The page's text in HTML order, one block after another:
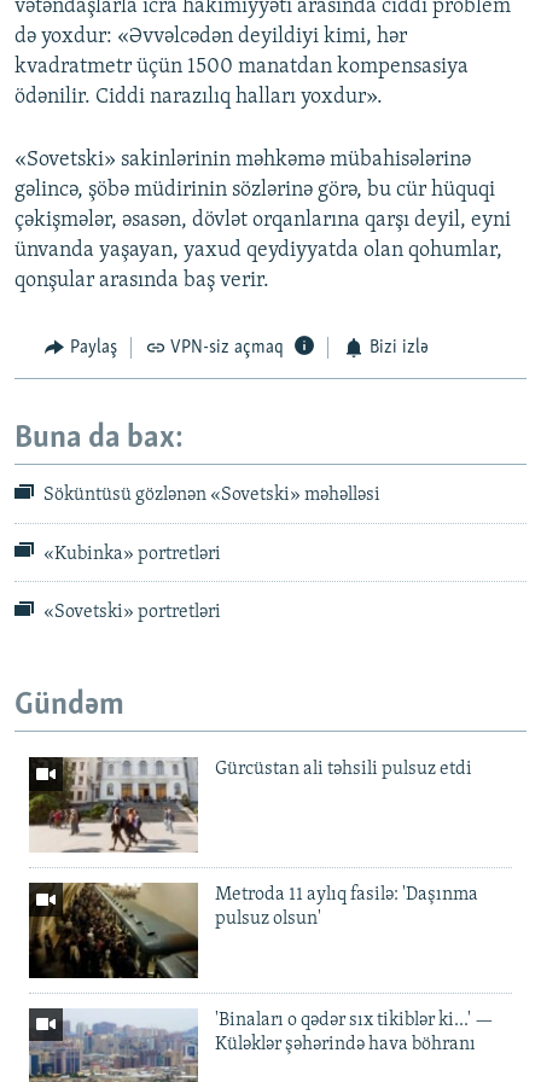
vətəndaşlarla icra hakimiyyəti arasında ciddi problem
də yoxdur: «Əvvəlcədən deyildiyi kimi, hər
kvadratmetr üçün 1500 manatdan kompensasiya
ödənilir. Ciddi narazılıq halları yoxdur».
«Sovetski» sakinlərinin məhkəmə mübahisələrinə
gəlincə, şöbə müdirinin sözlərinə görə, bu cür hüquqi
çəkişmələr, əsasən, dövlət orqanlarına qarşı deyil, eyni
ünvanda yaşayan, yaxud qeydiyyatda olan qohumlar,
qonşular arasında baş verir.
Paylaş VPN-siz açmaq Bizi izlə
Buna da bax:
Söküntüsü gözlənən «Sovetski» məhəlləsi
«Kubinka» portretləri
«Sovetski» portretləri
Gündəm
Gürcüstan ali təhsili pulsuz etdi
Metroda 11 aylıq fasilə: 'Daşınma
pulsuz olsun'
'Binaları o qədər sıx tikiblər ki...' —
Küləklər şəhərində hava böhranı